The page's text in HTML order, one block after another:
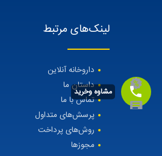
لینک‌های مرتبط
داروخانه آنلاین
داستان ما
تماس با ما
پرسش‌های متداول
روش‌های پرداخت
مجوزها
مشاوه وخرید